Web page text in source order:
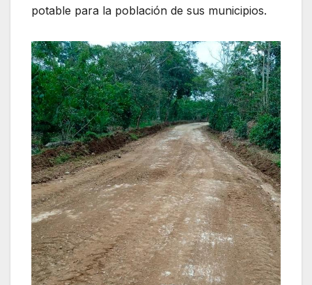
potable para la población de sus municipios.